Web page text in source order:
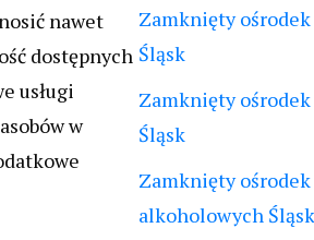
nawet
dostępnych
usługi
w
Zamknięty
Śląsk
Zamknięty
Śląsk
Zamknięty
alkoholowych Śląsk